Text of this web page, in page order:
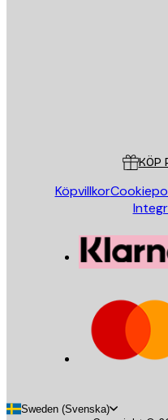
KÖP
Köpvillkor
Sweden (Svenska)